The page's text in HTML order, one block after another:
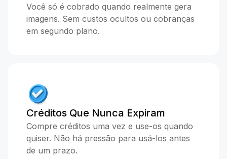
Você só é cobrado quando realmente gera
imagens. Sem custos ocultos ou cobranças
em segundo plano.
Créditos Que Nunca Expiram
Compre créditos uma vez e use-os quando
quiser. Não há pressão para usá-los antes
de um prazo.